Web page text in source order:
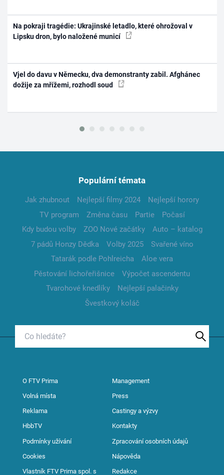
Na pokraji tragédie: Ukrajinské letadlo, které ohrožoval v
Lipsku dron, bylo naložené municí
Vjel do davu v Německu, dva demonstranty zabil. Afghánec
dožije za mřížemi, rozhodl soud
Populární témata
Jak zhubnout Nejlepší filmy 2024
Nejlepší horory
TV program
Změna času Partie
Počasí
Kdy budou volby
ZOO Nové začátky
Auto – katalog
7 pádů Honzy Dědka
Volby 2025
Svařené víno
Tatarák podle Pohlreicha
Aloe vera
Pěstování lichořeřišnice
Výpočet ascendentu
Tvarohové knedlíky
Nejlepší palačinky
Švestkový koláč
O FTV Prima Management
Volná místa Press
Reklama Castingy a výzvy
HbbTV Kontakty
Podmínky užívání Zpracování osobních údajů
Cookies Nápověda
Vlastník FTV Prima spol. s Redakce